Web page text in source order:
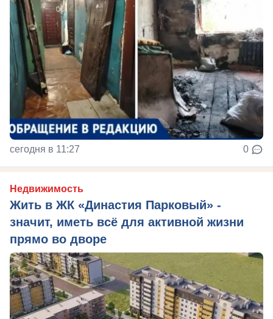
сегодня в 11:27 0
Недвижимость
Жить в ЖК «Династия Парковый» -
значит, иметь всё для активной жизни
прямо во дворе